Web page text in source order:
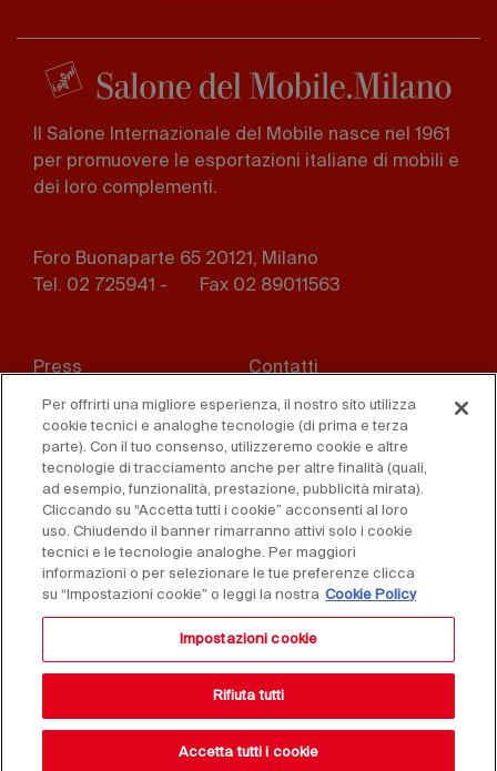
Il Salone Internazionale del Mobile nasce nel 1961
per promuovere le esportazioni italiane di mobili e
dei loro complementi.
Foro Buonaparte 65 20121, Milano
Tel. 02 725941 -
Fax 02 89011563
menu
Press Contatti
Whistleblowing Privacy
Disclaimer D. Lgs. 231/01
Cookies Condizioni di vendita
Dichiarazione di
accessibilità
Per offrirti una migliore esperienza, il nostro sito utilizza
cookie tecnici e analoghe tecnologie (di prima e terza
parte). Con il tuo consenso, utilizzeremo cookie e altre
tecnologie di tracciamento anche per altre finalità (quali,
ad esempio, funzionalità, prestazione, pubblicità mirata).
Cliccando su “Accetta tutti i cookie” acconsenti al loro
uso. Chiudendo il banner rimarranno attivi solo i cookie
tecnici e le tecnologie analoghe. Per maggiori
informazioni o per selezionare le tue preferenze clicca
su “Impostazioni cookie” o leggi la nostra Cookie Policy
Impostazioni cookie
Rifiuta tutti
Accetta tutti i cookie